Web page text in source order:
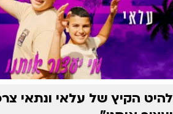
להיט הקיץ של עלאי ונתאי